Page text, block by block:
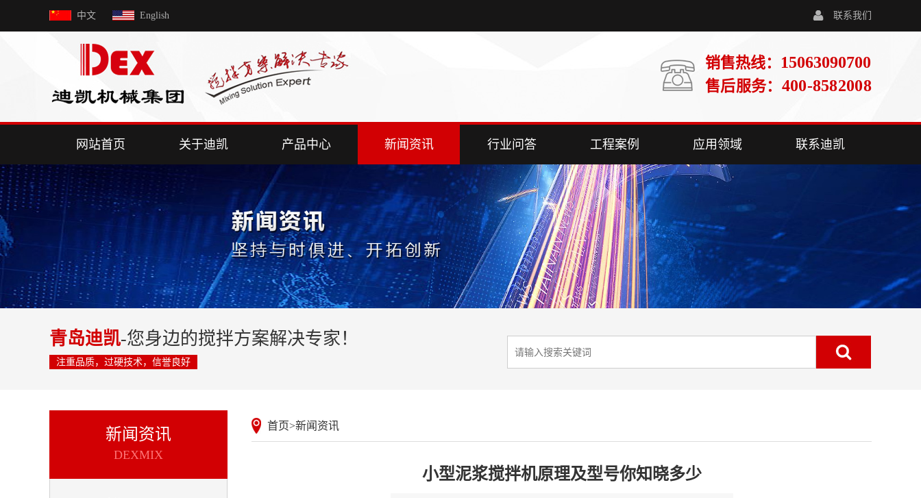
中文 English 联系我们
销售热线： 15063090700
售后服务： 400-8582008
网站首页 关于迪凯 产品中心 新闻资讯 行业问答 工程案例 应用领域 联系迪凯
青岛迪凯-您身边的搅拌方案解决专家！
注重品质，过硬技术，信誉良好
新闻资讯
DEXMIX
首页>新闻资讯
小型泥浆搅拌机原理及型号你知晓多少